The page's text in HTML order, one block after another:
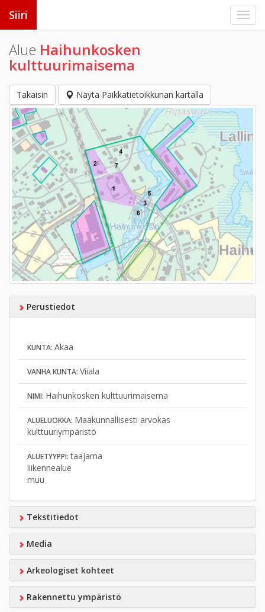
Siiri
Alue Haihunkosken
kulttuurimaisema
Takaisin Näytä Paikkatietoikkunan kartalla
Perustiedot
KUNTA: Akaa
VANHA KUNTA: Viiala
NIMI: Haihunkosken kulttuurimaisema
ALUELUOKKA: Maakunnallisesti arvokas
kulttuuriympäristö
ALUETYYPPI:taajama
liikennealue
muu
Tekstitiedot
Media
Arkeologiset kohteet
Rakennettu ympäristö